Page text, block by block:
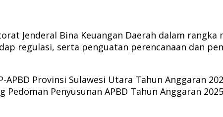
Jenderal Bina Keuangan Daerah dalam rangka
regulasi, serta penguatan perencanaan dan
Provinsi Sulawesi Utara Tahun Anggaran
Pedoman Penyusunan APBD Tahun Anggaran